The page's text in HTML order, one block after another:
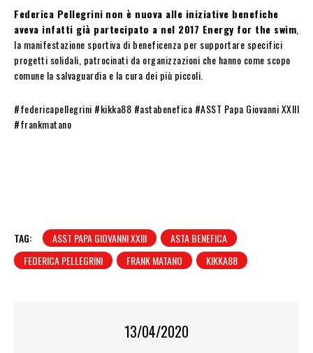
Federica Pellegrini non è nuova alle iniziative benefiche
aveva infatti già partecipato a nel 2017 Energy for the swim,
la manifestazione sportiva di beneficenza per supportare specifici
progetti solidali, patrocinati da organizzazioni che hanno come scopo
comune la salvaguardia e la cura dei più piccoli.
#federicapellegrini #kikka88 #astabenefica #ASST Papa Giovanni XXIII
#frankmatano
TAG: ASST PAPA GIOVANNI XXIII
ASTA BENEFICA
FEDERICA PELLEGRINI
FRANK MATANO KIKKA88
13/04/2020